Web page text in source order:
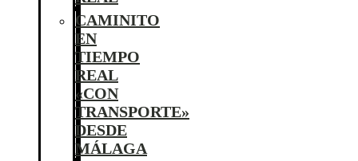
CAMINITO
EN
TIEMPO
REAL
«CON
TRANSPORTE»
DESDE
MÁLAGA